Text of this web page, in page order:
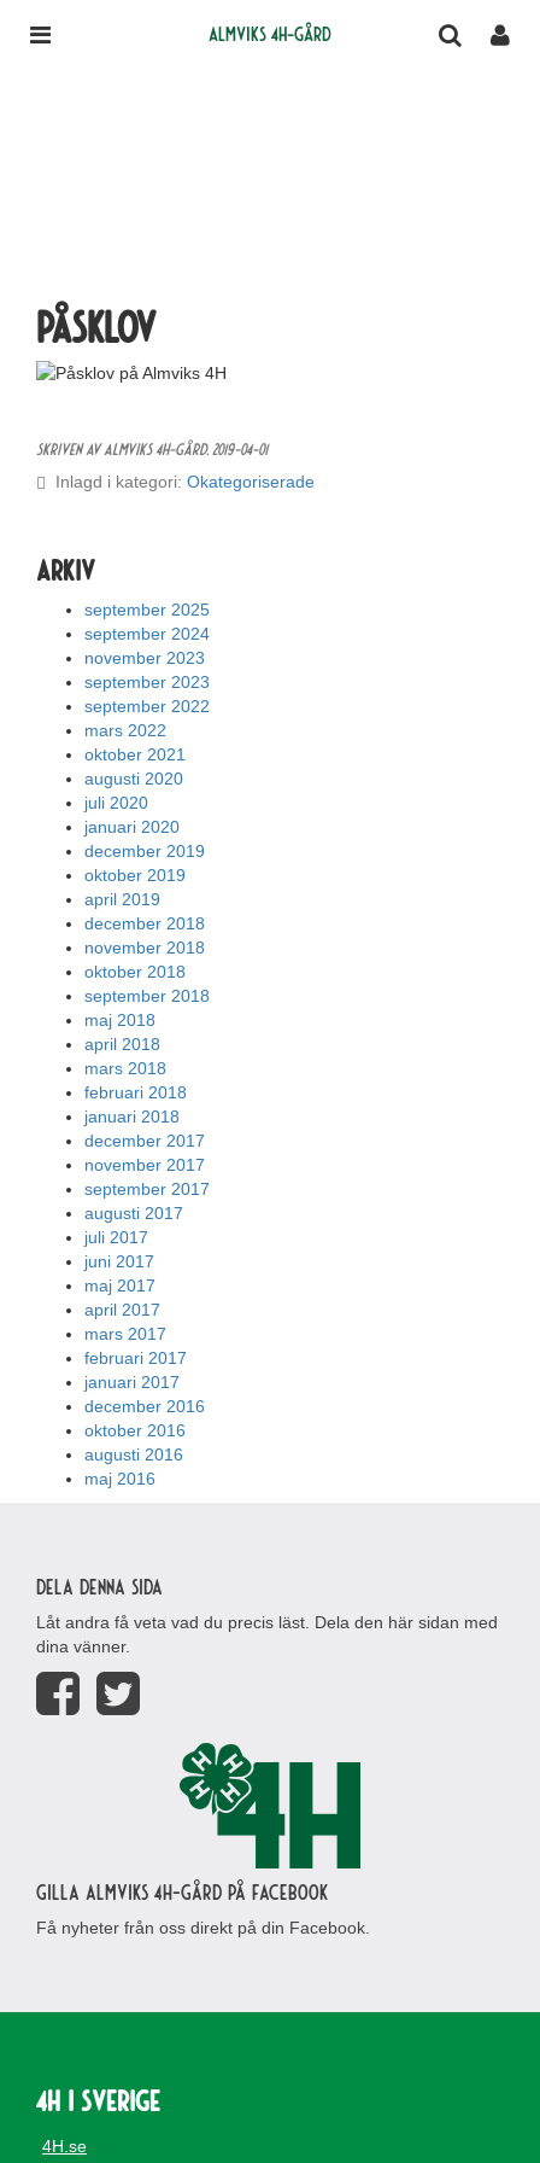
Almviks 4H-gård
Påsklov
Skriven av Almviks 4H-gård,2019-04-01
Inlagd i kategori: Okategoriserade
Arkiv
september 2025
september 2024
november 2023
september 2023
september 2022
mars 2022
oktober 2021
augusti 2020
juli 2020
januari 2020
december 2019
oktober 2019
april 2019
december 2018
november 2018
oktober 2018
september 2018
maj 2018
april 2018
mars 2018
februari 2018
januari 2018
december 2017
november 2017
september 2017
augusti 2017
juli 2017
juni 2017
maj 2017
april 2017
mars 2017
februari 2017
januari 2017
december 2016
oktober 2016
augusti 2016
maj 2016
Dela denna sida
Låt andra få veta vad du precis läst. Dela den här sidan med
dina vänner.
Gilla Almviks 4H-gård på Facebook
Få nyheter från oss direkt på din Facebook.
4H i Sverige
4H.se